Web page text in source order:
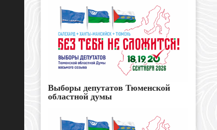
Выборы депутатов Тюменской
областной думы